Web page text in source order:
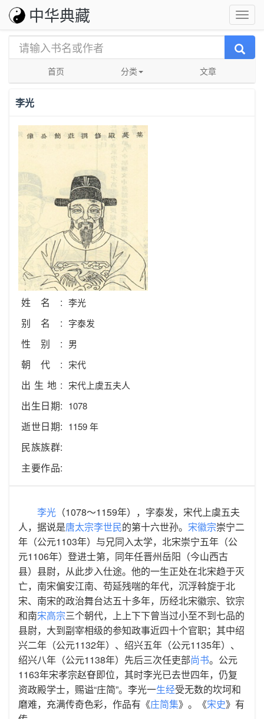
中华典藏
首页 分类 文章
李光
姓名: 李光
别名: 字泰发
性别: 男
朝代: 宋代
出生地: 宋代上虞五夫人
出生日期: 1078
逝世日期: 1159 年
民族族群:
主要作品:
李光 （1078～1159年），字泰发，宋代上虞五夫
人，据说是唐太宗李世民的第十六世孙。 宋徽宗崇宁二
年（公元1103年）与兄同入太学，北宋崇宁五年（公
元1106年）登进士第，同年任晋州岳阳（今山西古
县）县尉，从此步入仕途。他的一生正处在北宋趋于灭
亡，南宋偏安江南、苟延残喘的年代，沉浮斡旋于北
宋、南宋的政治舞台达五十多年，历经北宋徽宗、钦宗
和南宋高宗三个朝代，上上下下曾当过小至不到七品的
县尉，大到副宰相级的参知政事近四十个官职；其中绍
兴二年（公元1132年）、绍兴五年（公元1135年）、
绍兴八年（公元1138年）先后三次任吏部尚书。公元
1163年宋孝宗赵眘即位，其时李光已去世四年，仍复
资政殿学士，赐谥“庄简”。李光一生经受无数的坎坷和
磨难，充满传奇色彩，作品有《庄简集》。《宋史》有